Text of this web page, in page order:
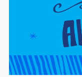
FIQUE CONECTADO